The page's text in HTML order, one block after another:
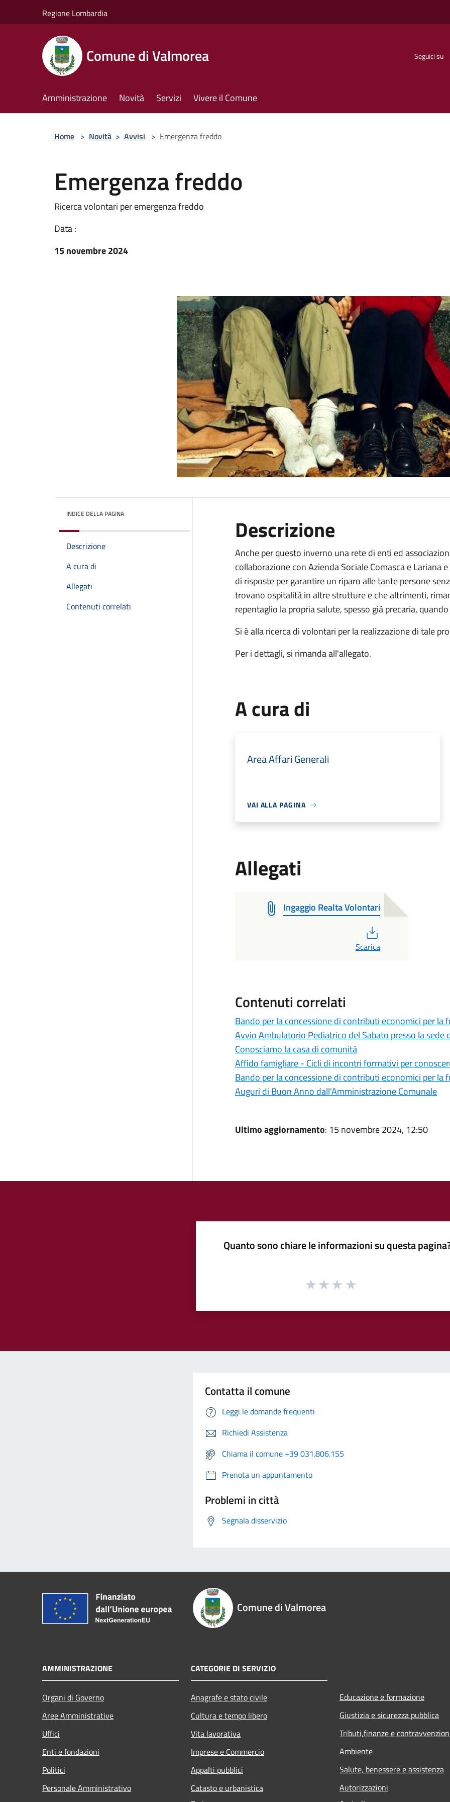
Regione Lombardia
Comune di Valmorea Seguici su
Amministrazione Novità Servizi Vivere il Comune
Home > Novità > Avvisi > Emergenza freddo
Emergenza freddo
Ricerca volontari per emergenza freddo
Data :
15 novembre 2024
INDICE DELLA PAGINA
Descrizione
A cura di
Allegati
Contenuti correlati
Descrizione
Anche per questo inverno una rete di enti ed
collaborazione con Azienda Sociale Comasca e
di risposte per garantire un riparo alle tante persone
trovano ospitalità in altre strutture e che altrimenti,
repentaglio la propria salute, spesso già precaria,
Si è alla ricerca di volontari per la realizzazione di tale
Per i dettagli, si rimanda all'allegato.
A cura di
Area Affari Generali
VAI ALLA PAGINA
Allegati
Ingaggio Realta Volontari
Scarica
Contenuti correlati
Bando per la concessione di contributi economici per
Avvio Ambulatorio Pediatrico del Sabato presso la sede
Conosciamo la casa di comunità
Affido famigliare - Cicli di incontri formativi per
Bando per la concessione di contributi economici per
Auguri di Buon Anno dall'Amministrazione Comunale
Ultimo aggiornamento: 15 novembre 2024, 12:50
Quanto sono chiare le informazioni su questa
Contatta il comune
Leggi le domande frequenti
Richiedi Assistenza
Chiama il comune +39 031.806.155
Prenota un appuntamento
Problemi in città
Segnala disservizio
Comune di Valmorea
AMMINISTRAZIONE
Organi di Governo
Aree Amministrative
Uffici
Enti e fondazioni
Politici
Personale Amministrativo
CATEGORIE DI SERVIZIO
Anagrafe e stato civile
Cultura e tempo libero
Vita lavorativa
Imprese e Commercio
Appalti pubblici
Catasto e urbanistica
Educazione e formazione
Giustizia e sicurezza pubblica
Tributi,finanze e
Ambiente
Salute, benessere e assistenza
Autorizzazioni